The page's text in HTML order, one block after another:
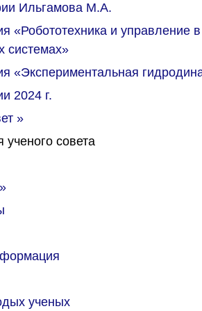
Ильгамова М.А.
«Робототехника и управление в
системах»
«Экспериментальная
2024 г.
»
ученого совета
ученых